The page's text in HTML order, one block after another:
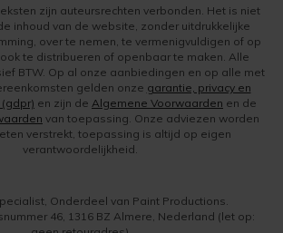
zijn auteursrechten verbonden. Het is niet
inhoud van de website, zonder uitdrukkelijke
over te nemen, te vermenigvuldigen of op
te distribueren of openbaar te maken. Alle
BTW. Op al onze aanbiedingen en op alle met
gelden onze garantie, privacy en
en zijn de Algemene Voorwaarden en de
van toepassing. Onze adviezen worden
verstrekt, toepassing is altijd op eigen
verantwoordelijkheid.
Onderdeel van Paint Productions.
46, 1316 BZ Almere, Nederland (let op: